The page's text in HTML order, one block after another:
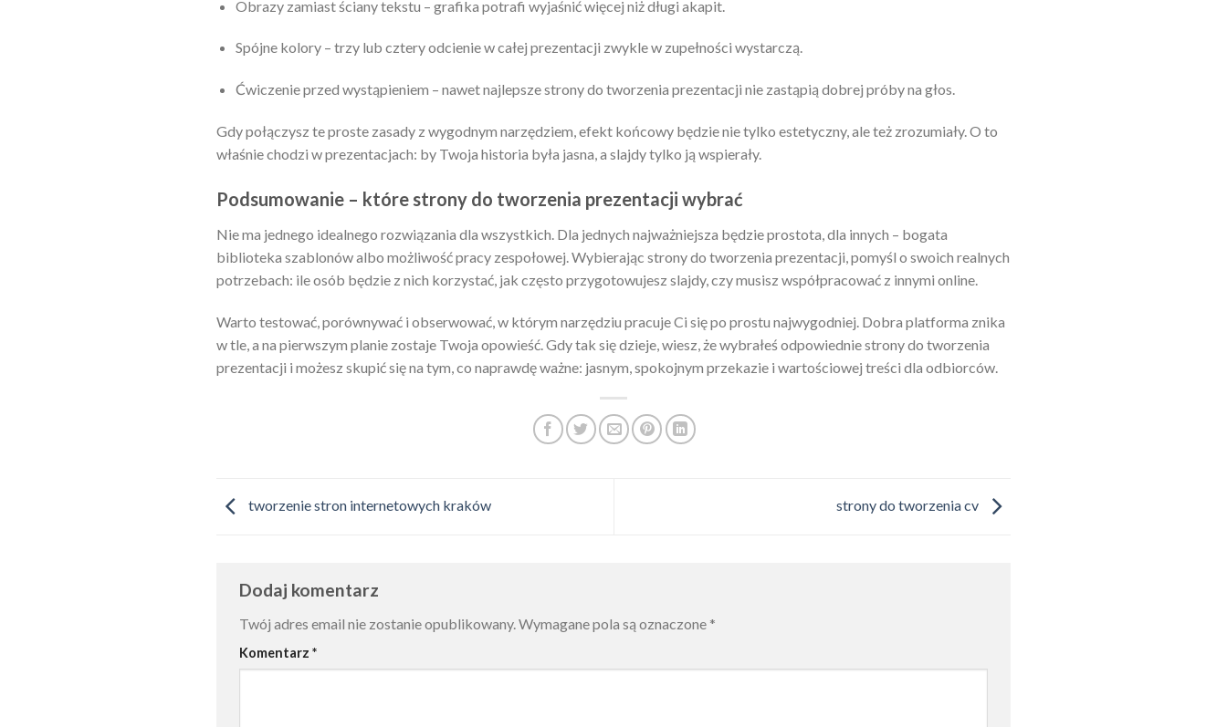
Obrazy zamiast ściany tekstu – grafika potrafi wyjaśnić więcej niż długi akapit.
Spójne kolory – trzy lub cztery odcienie w całej prezentacji zwykle w zupełności wystarczą.
Ćwiczenie przed wystąpieniem – nawet najlepsze strony do tworzenia prezentacji nie zastąpią dobrej próby na głos.
Gdy połączysz te proste zasady z wygodnym narzędziem, efekt końcowy będzie nie tylko estetyczny, ale też zrozumiały. O to
właśnie chodzi w prezentacjach: by Twoja historia była jasna, a slajdy tylko ją wspierały.
Podsumowanie – które strony do tworzenia prezentacji wybrać
Nie ma jednego idealnego rozwiązania dla wszystkich. Dla jednych najważniejsza będzie prostota, dla innych – bogata
biblioteka szablonów albo możliwość pracy zespołowej. Wybierając strony do tworzenia prezentacji, pomyśl o swoich realnych
potrzebach: ile osób będzie z nich korzystać, jak często przygotowujesz slajdy, czy musisz współpracować z innymi online.
Warto testować, porównywać i obserwować, w którym narzędziu pracuje Ci się po prostu najwygodniej. Dobra platforma znika
w tle, a na pierwszym planie zostaje Twoja opowieść. Gdy tak się dzieje, wiesz, że wybrałeś odpowiednie strony do tworzenia
prezentacji i możesz skupić się na tym, co naprawdę ważne: jasnym, spokojnym przekazie i wartościowej treści dla odbiorców.
tworzenie stron internetowych kraków strony do tworzenia cv
Dodaj komentarz
Twój adres email nie zostanie opublikowany.Wymagane pola są oznaczone *
Komentarz *